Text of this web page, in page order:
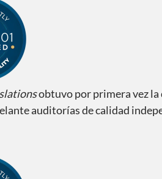
obtuvo por primera vez la
auditorías de calidad